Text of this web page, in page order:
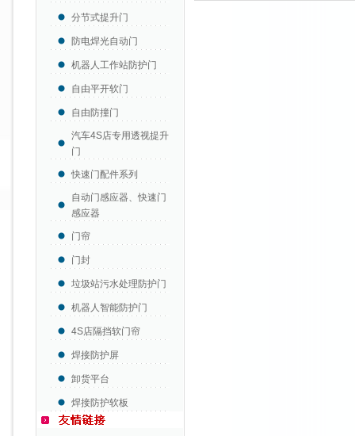
分节式提升门
防电焊光自动门
机器人工作站防护门
自由平开软门
自由防撞门
汽车4S店专用透视提升
门
快速门配件系列
自动门感应器、快速门
感应器
门帘
门封
垃圾站污水处理防护门
机器人智能防护门
4S店隔挡软门帘
焊接防护屏
卸货平台
焊接防护软板